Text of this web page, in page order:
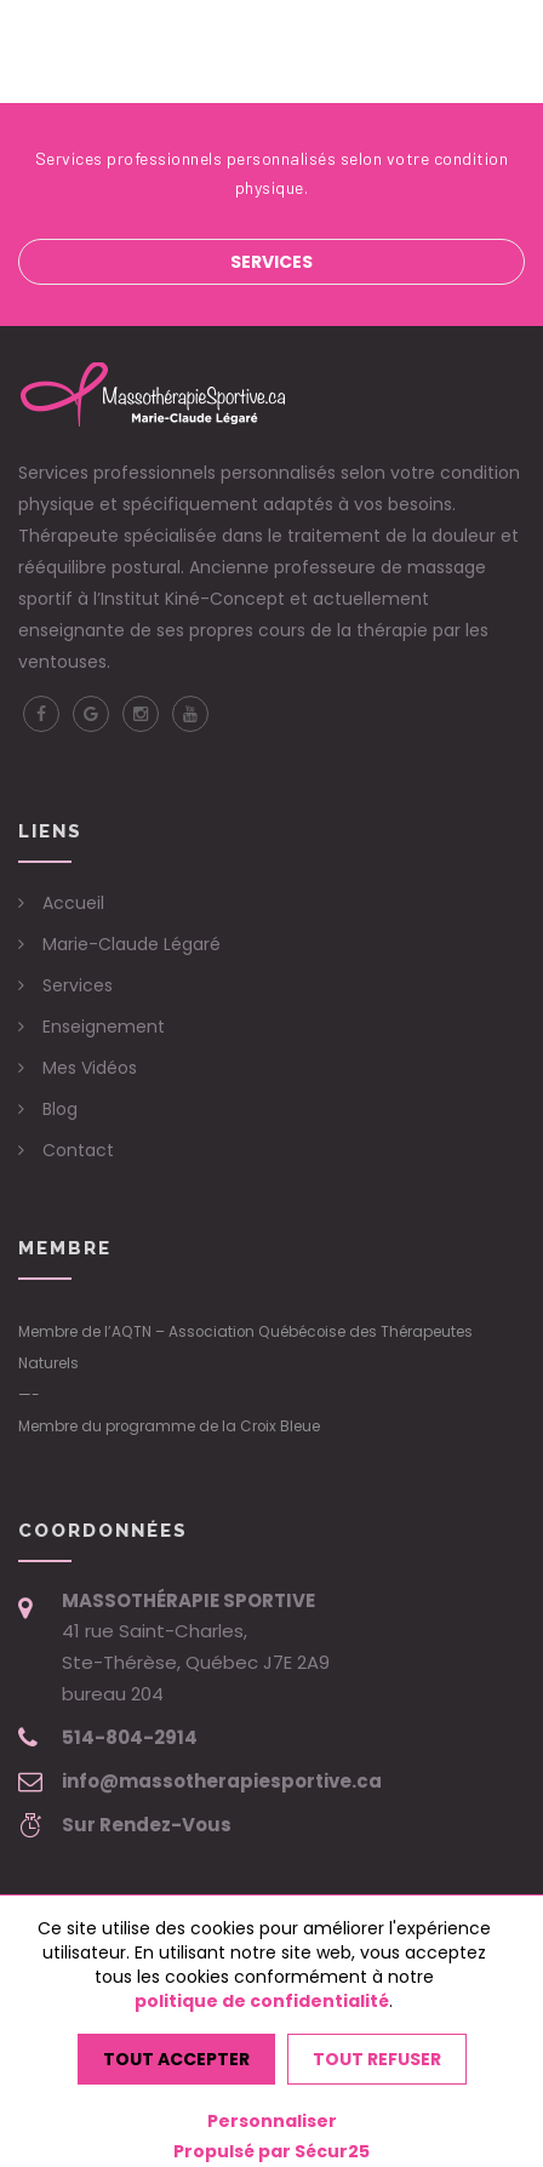
Services professionnels personnalisés selon votre condition
physique.
SERVICES
Services professionnels personnalisés selon votre condition
physique et spécifiquement adaptés à vos besoins.
Thérapeute spécialisée dans le traitement de la douleur et
rééquilibre postural. Ancienne professeure de massage
sportif à l’Institut Kiné-Concept et actuellement
enseignante de ses propres cours de la thérapie par les
ventouses.
LIENS
Accueil
Marie-Claude Légaré
Services
Enseignement
Mes Vidéos
Blog
Contact
MEMBRE
Membre de l’AQTN – Association Québécoise des Thérapeutes
Naturels
—-
Membre du programme de la Croix Bleue
COORDONNÉES
MASSOTHÉRAPIE SPORTIVE
41 rue Saint-Charles,
Ste-Thérèse, Québec J7E 2A9
bureau 204
514-804-2914
info@massotherapiesportive.ca
Sur Rendez-Vous
Copyright © 2024 massothérapie sportive - Marie-Claude Légaré •
Tous droits réservés.
Web parjeremiel.ca
Ce site utilise des cookies pour améliorer l'expérience
utilisateur. En utilisant notre site web, vous acceptez
tous les cookies conformément à notre
politique de confidentialité.
TOUT ACCEPTER TOUT REFUSER
Personnaliser
Propulsé par Sécur25
Modifier vos préférences de cookies